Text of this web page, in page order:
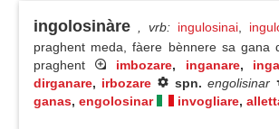
ingolosinàre , vrb: ingulosinai
praghent meda, fàere bènnere sa gana
praghent
imbozare, inganare,
dirganare, irbozare spn. engolisinar
ganas, engolosinar invogliare,